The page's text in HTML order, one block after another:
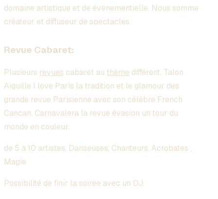
domaine artistique et de événementielle. Nous somme
créateur et diffuseur de spectacles.
Revue Cabaret:
Plusieurs revues cabaret au thème différent, Talon
Aiguille I love Paris la tradition et le glamour des
grande revue Parisienne avec son célèbre French
Cancan. Carnavalera la revue évasion un tour du
monde en couleur.
de 5 à 10 artistes, Danseuses, Chanteurs, Acrobates ,
Magie
Possibilité de finir la soirée avec un DJ.